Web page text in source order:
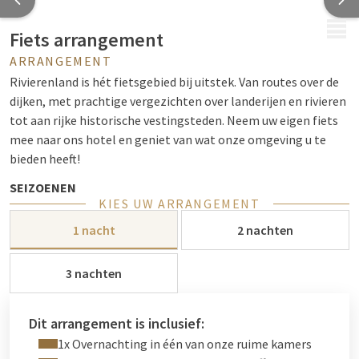
Fiets arrangement
ARRANGEMENT
Rivierenland is hét fietsgebied bij uitstek. Van routes over de
dijken, met prachtige vergezichten over landerijen en rivieren
tot aan rijke historische vestingsteden. Neem uw eigen fiets
mee naar ons hotel en geniet van wat onze omgeving u te
bieden heeft!
SEIZOENEN
Elk seizoen heeft zijn eigen charme. Zo geniet u in het
voorjaar van de prachtige bloesem in de uitgestrekte tuinen
én al het nieuwe leven rondom de boerderijen. In de zomer
snoept u van de fruitstalletjes langs de weg. Ook ziet u de
prachtige kleuren van de Nederlandse natuur, in combinatie
KIES UW ARRANGEMENT
1 nacht
2 nachten
3 nachten
Dit arrangement is inclusief:
1x Overnachting in één van onze ruime kamers